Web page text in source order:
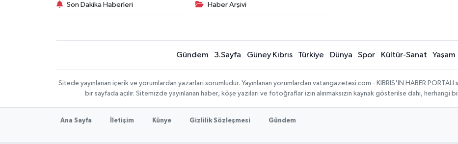
Son Dakika Haberleri Haber Arşivi
Gündem 3.Sayfa Güney Kıbrıs Türkiye Dünya Spor Kültür-Sanat Yaşam
Sitede yayınlanan içerik ve yorumlardan yazarları sorumludur. Yayınlanan yorumlardan vatangazetesi.com - KIBRIS'IN HABER
bir sayfada açılır. Sitemizde yayınlanan haber, köşe yazıları ve fotoğraflar izin alınmaksızın kaynak gösterilse dahi, herhangi
Ana Sayfa İletişim Künye Gizlilik Sözleşmesi Gündem